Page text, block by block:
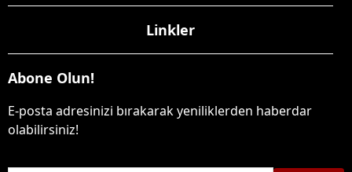
Linkler
Abone Olun!
E-posta adresinizi bırakarak yeniliklerden haberdar
olabilirsiniz!